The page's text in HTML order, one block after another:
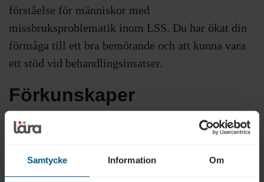
Samtycke Information Om
förståelse för människor med
missbruksproblematik inom LSS. Du har ökat din
förmåga till ett bra bemötande och att kunna vara
ett stöd vid behandlingsinsatser.
Förkunskaper
Inga förkunskaper krävs.